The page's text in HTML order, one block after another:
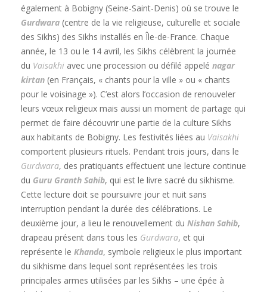
également à Bobigny (Seine-Saint-Denis) où se trouve le
Gurdwara (centre de la vie religieuse, culturelle et sociale
des Sikhs) des Sikhs installés en Île-de-France. Chaque
année, le 13 ou le 14 avril, les Sikhs célèbrent la journée
du Vaisakhi avec une procession ou défilé appelé nagar
kirtan (en Français, « chants pour la ville » ou « chants
pour le voisinage »). C’est alors l’occasion de renouveler
leurs vœux religieux mais aussi un moment de partage qui
permet de faire découvrir une partie de la culture Sikhs
aux habitants de Bobigny. Les festivités liées au Vaisakhi
comportent plusieurs rituels. Pendant trois jours, dans le
Gurdwara, des pratiquants effectuent une lecture continue
du Guru Granth Sahib, qui est le livre sacré du sikhisme.
Cette lecture doit se poursuivre jour et nuit sans
interruption pendant la durée des célébrations. Le
deuxième jour, a lieu le renouvellement du Nishan Sahib,
drapeau présent dans tous les Gurdwara, et qui
représente le Khanda, symbole religieux le plus important
du sikhisme dans lequel sont représentées les trois
principales armes utilisées par les Sikhs – une épée à